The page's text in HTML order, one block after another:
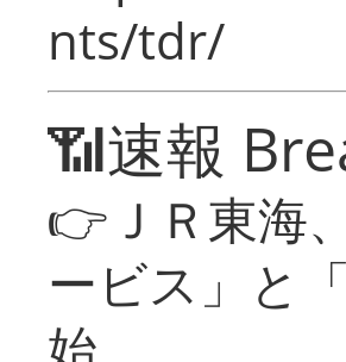
nts/tdr/
📶速報
👉ＪＲ東海
ービス」と
始